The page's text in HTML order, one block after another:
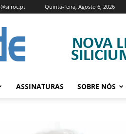
Quinta-feira, Agosto 6, 2026
ASSINATURAS SOBRE NÓS